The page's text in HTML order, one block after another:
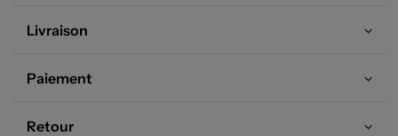
Livraison
Paiement
Retour